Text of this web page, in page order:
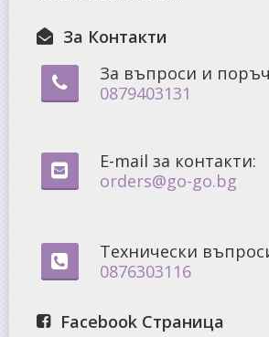
За Контакти
За въпроси и
0879403131
E-mail за контакти:
orders@go-go.bg
Технически
0876303116
Facebook Страница